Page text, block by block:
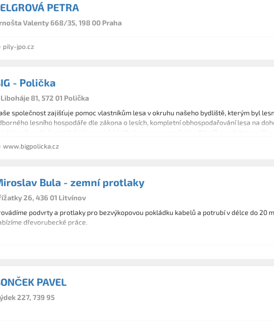
PETRA
Valenty 668/35, 198 00 Praha
pily-jpo.cz
- Polička
Liboháje 81, 572 01 Polička
společnost zajišťuje pomoc vlastníkům lesa v okruhu našeho bydliště, kterým byl
lesního hospodáře dle zákona o lesích, kompletní obhospodařování lesa na
a převod vlastnictví, ekonomické kalkulace, vypracování podkladů pro dotace,
sazenic, ošetření lesních kultur, probírky a prořezávky, vybereme a zajistíme
les, těžba a přiblížení dřeva, výkup dřeva v sortimentech i "nastojato", doprava dřeva,
www.bigpolicka.cz
Bula - zemní protlaky
26, 436 01 Litvínov
podvrty a protlaky pro bezvýkopovou pokládku kabelů a potrubí v délce do 20
dřevorubecké práce.
PAVEL
227, 739 95